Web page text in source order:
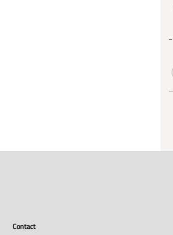
Contact